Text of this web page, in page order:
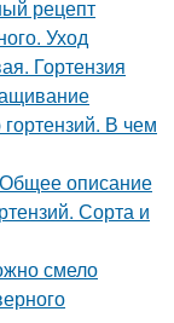
рецепт
Уход
Гортензия
В чем
Общее описание
Сорта и
смело